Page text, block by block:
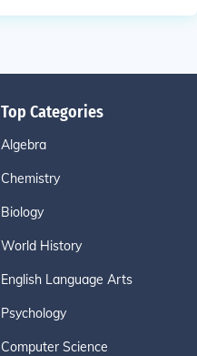
Top Categories
Algebra
Chemistry
Biology
World History
English Language Arts
Psychology
Computer Science